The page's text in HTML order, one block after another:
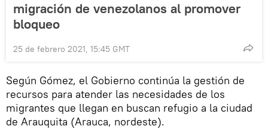
migración de venezolanos al promover
bloqueo
25 de febrero 2021, 15:45 GMT
Según Gómez, el Gobierno continúa la gestión de
recursos para atender las necesidades de los
migrantes que llegan en buscan refugio a la ciudad
de Arauquita (Arauca, nordeste).